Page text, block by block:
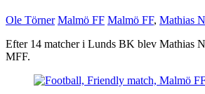
Ole Törner Malmö FF Malmö FF, Mathias
Efter 14 matcher i Lunds BK blev Mathias
MFF.